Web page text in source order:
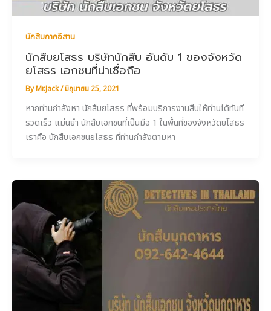
นักสืบภาคอีสาน
นักสืบยโสธร บริษัทนักสืบ อันดับ 1 ของจังหวัด
ยโสธร เอกชนที่น่าเชื่อถือ
ByMr.Jack/มิถุนายน 25, 2021
หากท่านกำลังหา นักสืบยโสธร ที่พร้อมบริการงานสืบให้ท่านได้ทันที
รวดเร็ว แม่นยำ นักสืบเอกชนที่เป็นมือ 1 ในพื้นที่ของจังหวัดยโสธร
เราคือ นักสืบเอกชนยโสธร ที่ท่านกำลังตามหา